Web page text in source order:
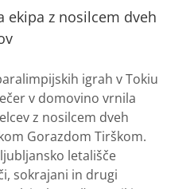
ekipa z nosilcem dveh
igrah v Tokiu
v domovino vrnila
z nosilcem dveh
Gorazdom Tirškom.
letališče
sokrajani in drugi